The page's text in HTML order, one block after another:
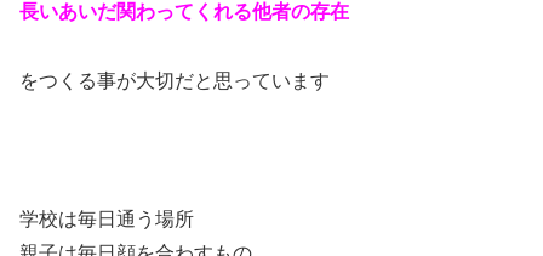
長いあいだ関わってくれる他者の存在
をつくる事が大切だと思っています
学校は毎日通う場所